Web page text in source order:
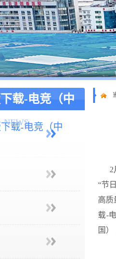
载-电竞（中
NEWS
载-电竞（中
2
“节
高质
载-
国